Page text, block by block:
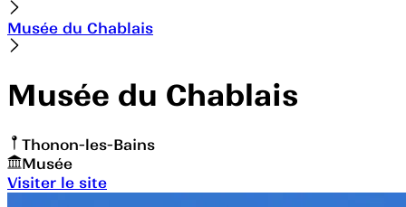
Musée du Chablais
Musée du Chablais
Thonon-les-Bains
Musée
Visiter le site